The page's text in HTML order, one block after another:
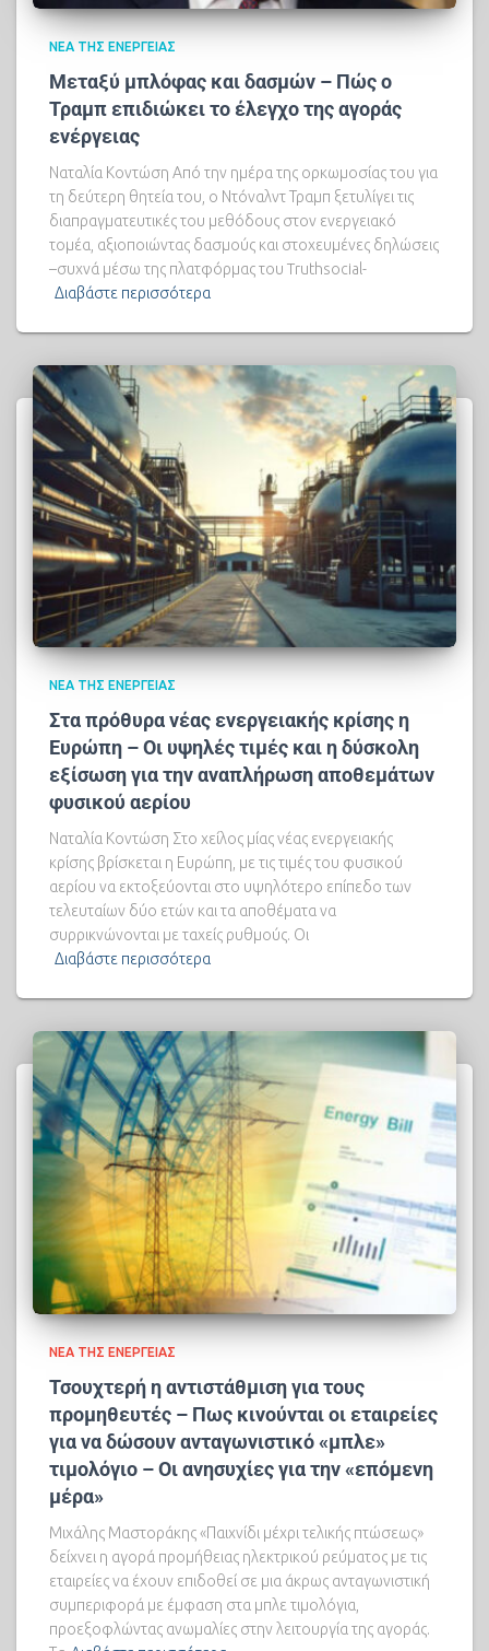
ΝΈΑ ΤΗΣ ΕΝΈΡΓΕΙΑΣ
Μεταξύ μπλόφας και δασμών – Πώς ο
Τραμπ επιδιώκει το έλεγχο της αγοράς
ενέργειας
Ναταλία Κοντώση Από την ημέρα της ορκωμοσίας του για
τη δεύτερη θητεία του, ο Ντόναλντ Τραμπ ξετυλίγει τις
διαπραγματευτικές του μεθόδους στον ενεργειακό
τομέα, αξιοποιώντας δασμούς και στοχευμένες δηλώσεις
–συχνά μέσω της πλατφόρμας του Truthsocial-
Διαβάστε περισσότερα
ΝΈΑ ΤΗΣ ΕΝΈΡΓΕΙΑΣ
Στα πρόθυρα νέας ενεργειακής κρίσης η
Ευρώπη – Οι υψηλές τιμές και η δύσκολη
εξίσωση για την αναπλήρωση αποθεμάτων
φυσικού αερίου
Ναταλία Κοντώση Στο χείλος μίας νέας ενεργειακής
κρίσης βρίσκεται η Ευρώπη, με τις τιμές του φυσικού
αερίου να εκτοξεύονται στο υψηλότερο επίπεδο των
τελευταίων δύο ετών και τα αποθέματα να
συρρικνώνονται με ταχείς ρυθμούς. Οι
Διαβάστε περισσότερα
ΝΈΑ ΤΗΣ ΕΝΈΡΓΕΙΑΣ
Τσουχτερή η αντιστάθμιση για τους
προμηθευτές – Πως κινούνται οι εταιρείες
για να δώσουν ανταγωνιστικό «μπλε»
τιμολόγιο – Οι ανησυχίες για την «επόμενη
μέρα»
Μιχάλης Μαστοράκης «Παιχνίδι μέχρι τελικής πτώσεως»
δείχνει η αγορά προμήθειας ηλεκτρικού ρεύματος με τις
εταιρείες να έχουν επιδοθεί σε μια άκρως ανταγωνιστική
συμπεριφορά με έμφαση στα μπλε τιμολόγια,
προεξοφλώντας ανωμαλίες στην λειτουργία της αγοράς.